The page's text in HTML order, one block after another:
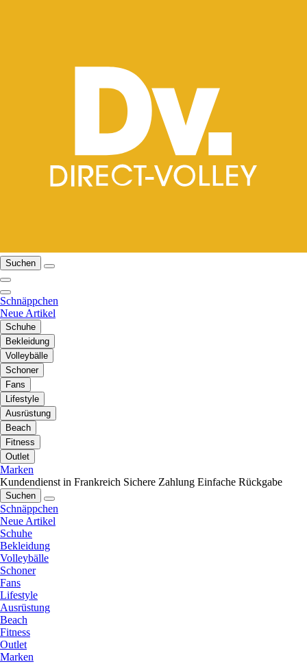
Suchen
Schnäppchen
Neue Artikel
Schuhe
Bekleidung
Volleybälle
Schoner
Fans
Lifestyle
Ausrüstung
Beach
Fitness
Outlet
Marken
Kundendienst in Frankreich Sichere Zahlung Einfache Rückgabe
Suchen
Schnäppchen
Neue Artikel
Schuhe
Bekleidung
Volleybälle
Schoner
Fans
Lifestyle
Ausrüstung
Beach
Fitness
Outlet
Marken